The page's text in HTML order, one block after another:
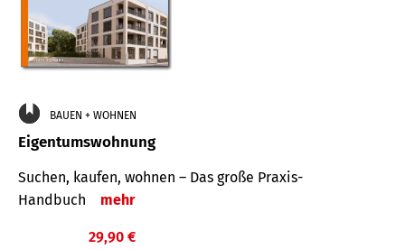
BAUEN + WOHNEN
Eigentumswohnung
Suchen, kaufen, wohnen – Das große Praxis-
Handbuch
mehr
29,90 €